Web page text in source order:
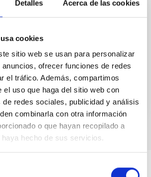
Detalles Acerca de las cookies
cookies
sitio web se usan para personalizar
ofrecer funciones de redes
el tráfico. Además, compartimos
el uso que haga del sitio web con
de redes sociales, publicidad y análisis
combinarla con otra información
o que hayan recopilado a
hecho de sus servicios.
funcionario